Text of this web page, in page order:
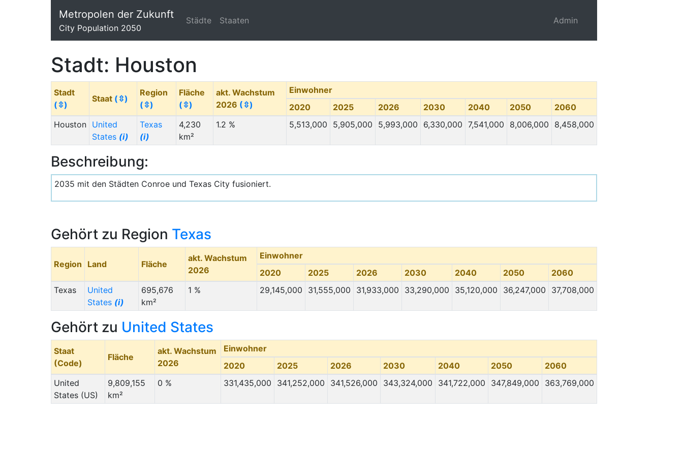
Metropolen der Zukunft
City Population 2050
Städte Staaten Admin
Stadt: Houston
Stadt
(⇳)
Staat (⇳)
Region
(⇳)
Fläche
(⇳)
akt. Wachstum
2026 (⇳)
Einwohner
2020
2025 2026 2030 2040 2050
2060
Houston
United
States (i)
Texas
(i)
4,230
km²
1.2 % 5,513,000 5,905,000 5,993,000 6,330,000 7,541,000 8,006,000 8,458,000
Beschreibung:
2035 mit den Städten Conroe und Texas City fusioniert.
Gehört zu Region Texas
Region Land Fläche
akt. Wachstum
2026
Einwohner
2020
2025 2026 2030 2040 2050
2060
Texas
United
States (i)
695,676
km²
1 % 29,145,000 31,555,000 31,933,000 33,290,000 35,120,000 36,247,000 37,708,000
Gehört zu United States
Staat
(Code)
Fläche
akt. Wachstum
2026
Einwohner
2020
2025 2026 2030 2040 2050
2060
United
States (US)
9,809,155
km²
0 % 331,435,000 341,252,000 341,526,000 343,324,000 341,722,000 347,849,000 363,769,000